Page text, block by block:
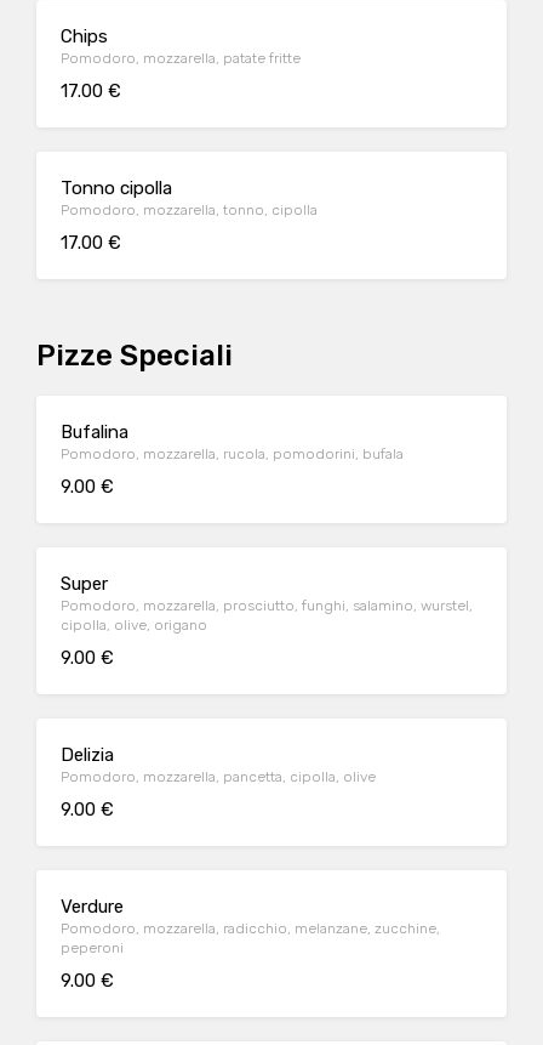
Chips
Pomodoro, mozzarella, patate fritte
17.00 €
Tonno cipolla
Pomodoro, mozzarella, tonno, cipolla
17.00 €
Pizze Speciali
Bufalina
Pomodoro, mozzarella, rucola, pomodorini, bufala
9.00 €
Super
Pomodoro, mozzarella, prosciutto, funghi, salamino, wurstel,
cipolla, olive, origano
9.00 €
Delizia
Pomodoro, mozzarella, pancetta, cipolla, olive
9.00 €
Verdure
Pomodoro, mozzarella, radicchio, melanzane, zucchine,
peperoni
9.00 €